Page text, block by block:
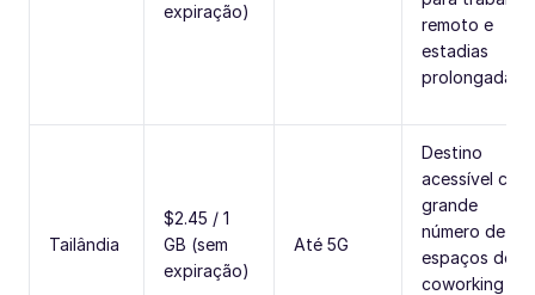
expiração)
remoto e
estadias
prolongadas.
Tailândia
$2.45 / 1
GB (sem
expiração)
Até 5G
Destino
acessível com
grande
número de
espaços de
coworking e